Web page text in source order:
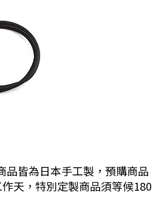
品皆為日本手工製，預購商品
天，特別定製商品須等候180